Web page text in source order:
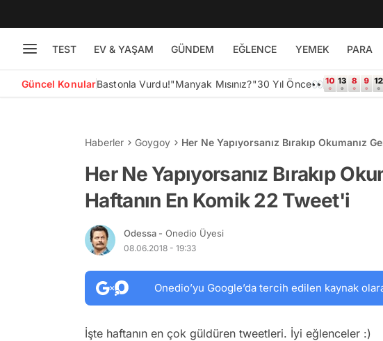
TEST EV & YAŞAM GÜNDEM EĞLENCE YEMEK PARA
Güncel KonularBastonla Vurdu!"Manyak Mısınız?"30 Yıl Önce👀
Haberler Goygoy Her Ne Yapıyorsanız Bırakıp Okumanız
Her Ne Yapıyorsanız Bırakıp
Haftanın En Komik 22 Tweet'i
Odessa - Onedio Üyesi
08.06.2018 - 19:33
Onedio’yu Google’da tercih edilen kaynak
İşte haftanın en çok güldüren tweetleri. İyi eğlenceler :)